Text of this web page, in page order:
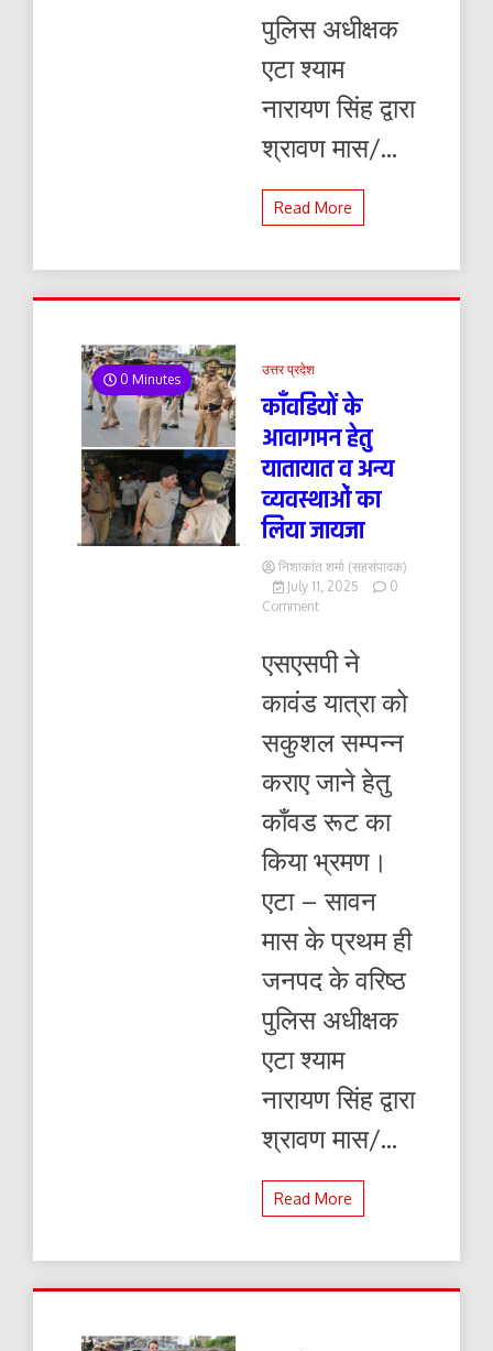
पुलिस अधीक्षक
एटा श्याम
नारायण सिंह द्वारा
श्रावण मास/...
Read More
0 Minutes
उत्तर प्रदेश
काँवडियों के
आवागमन हेतु
यातायात व अन्य
व्यवस्थाओं का
लिया जायजा
निशाकांत शर्मा (सहसंपादक)
July 11, 2025
0
Commenton
आवागमन
यातायात
अन्य
व्यवस्थाओं
का
जायजा
एसएसपी ने
कावंड यात्रा को
सकुशल सम्पन्न
कराए जाने हेतु
काँवड रूट का
किया भ्रमण।
एटा – सावन
मास के प्रथम ही
जनपद के वरिष्ठ
पुलिस अधीक्षक
एटा श्याम
नारायण सिंह द्वारा
श्रावण मास/...
Read More